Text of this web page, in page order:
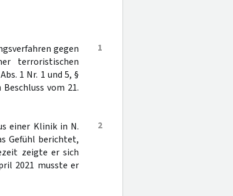
1
gegen
terroristischen
Abs. 1 Nr. 1 und 5, §
vom 21.
2
einer Klinik in N.
Gefühl berichtet,
zeigte er sich
2021 musste er